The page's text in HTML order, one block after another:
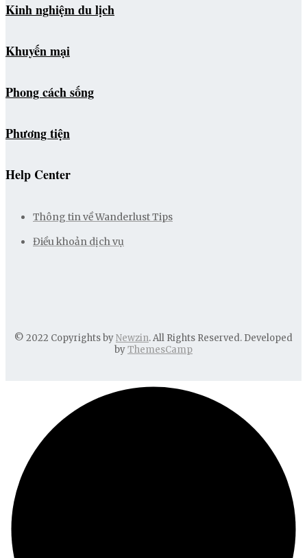
Kinh nghiệm du lịch
Khuyến mại
Phong cách sống
Phương tiện
Help Center
Thông tin về Wanderlust Tips
Điều khoản dịch vụ
© 2022 Copyrights byNewzin. All Rights Reserved. Developed
byThemesCamp